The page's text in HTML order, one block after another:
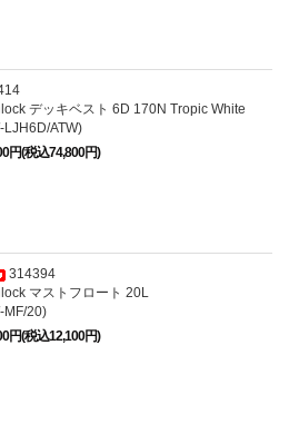
デッキベスト 6D 170N Tropic White
LJH6D/ATW)
円(税込74,800円)
314394
マストフロート 20L
MF/20)
円(税込12,100円)